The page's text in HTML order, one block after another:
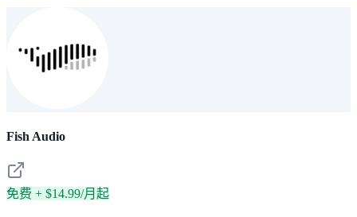
Fish Audio
免费 + $14.99/月起